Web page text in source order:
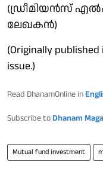
(ഡ്രീമിയന്‍സ്
ലേഖകന്‍)
(Originally published
issue.)
Read DhanamOnline in
Subscribe to Dhanam
Mutual fund investment